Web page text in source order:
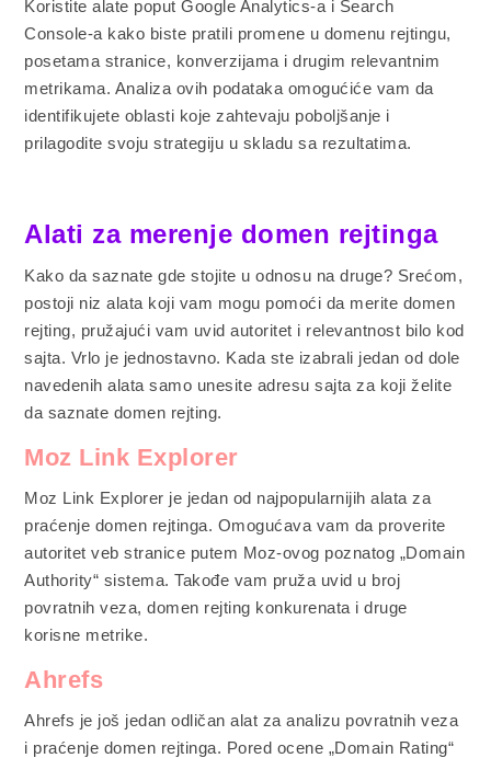
Koristite alate poput Google Analytics-a i Search
Console-a kako biste pratili promene u domenu rejtingu,
posetama stranice, konverzijama i drugim relevantnim
metrikama. Analiza ovih podataka omogućiće vam da
identifikujete oblasti koje zahtevaju poboljšanje i
prilagodite svoju strategiju u skladu sa rezultatima.
Alati za merenje domen rejtinga
Kako da saznate gde stojite u odnosu na druge? Srećom,
postoji niz alata koji vam mogu pomoći da merite domen
rejting, pružajući vam uvid autoritet i relevantnost bilo kod
sajta. Vrlo je jednostavno. Kada ste izabrali jedan od dole
navedenih alata samo unesite adresu sajta za koji želite
da saznate domen rejting.
Moz Link Explorer
Moz Link Explorer je jedan od najpopularnijih alata za
praćenje domen rejtinga. Omogućava vam da proverite
autoritet veb stranice putem Moz-ovog poznatog „Domain
Authority“ sistema. Takođe vam pruža uvid u broj
povratnih veza, domen rejting konkurenata i druge
korisne metrike.
Ahrefs
Ahrefs je još jedan odličan alat za analizu povratnih veza
i praćenje domen rejtinga. Pored ocene „Domain Rating“